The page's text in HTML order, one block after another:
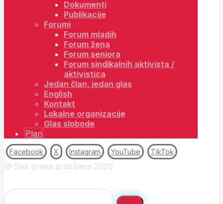
Dokumenti
Publikacije
Forumi
Forum mladih
Forum žena
Forum seniora
Forum sindikalnih aktivista /
aktivistica
Jedan član, jedan glas
English
Kontakt
Lokalne organizacije
Glas slobode
Plan
Facebook X Instagram YouTube TikTok
© Sva prava pridržana 2026